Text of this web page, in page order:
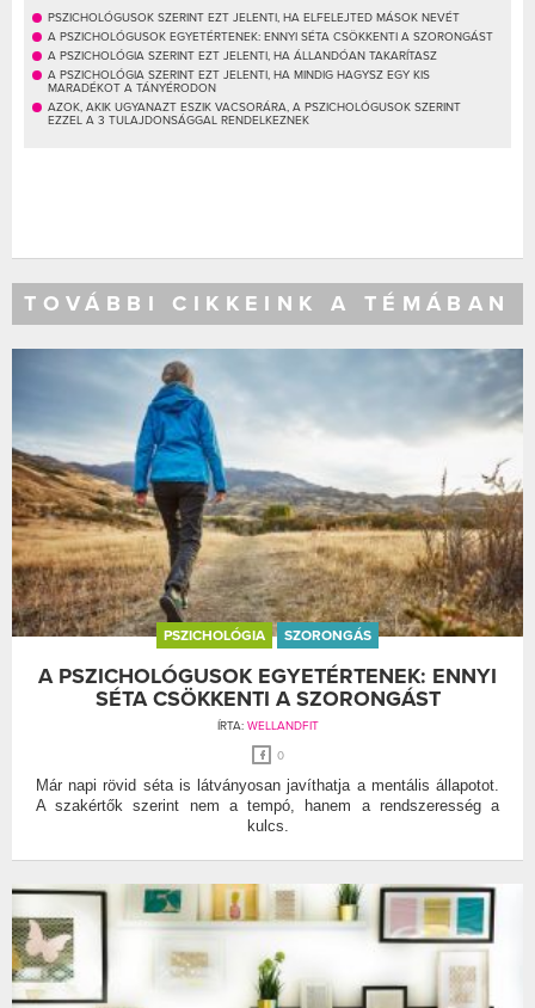
PSZICHOLÓGUSOK SZERINT EZT JELENTI, HA ELFELEJTED MÁSOK NEVÉT
A PSZICHOLÓGUSOK EGYETÉRTENEK: ENNYI SÉTA CSÖKKENTI A SZORONGÁST
A PSZICHOLÓGIA SZERINT EZT JELENTI, HA ÁLLANDÓAN TAKARÍTASZ
A PSZICHOLÓGIA SZERINT EZT JELENTI, HA MINDIG HAGYSZ EGY KIS
MARADÉKOT A TÁNYÉRODON
AZOK, AKIK UGYANAZT ESZIK VACSORÁRA, A PSZICHOLÓGUSOK SZERINT
EZZEL A 3 TULAJDONSÁGGAL RENDELKEZNEK
TOVÁBBI CIKKEINK A TÉMÁBAN
PSZICHOLÓGIA SZORONGÁS
A PSZICHOLÓGUSOK EGYETÉRTENEK: ENNYI
SÉTA CSÖKKENTI A SZORONGÁST
ÍRTA: WELLANDFIT
0
Már napi rövid séta is látványosan javíthatja a mentális állapotot.
A szakértők szerint nem a tempó, hanem a rendszeresség a
kulcs.